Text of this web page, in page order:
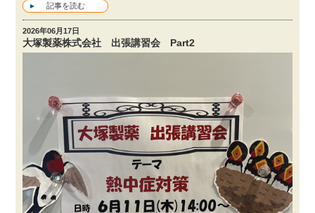
記事を読む
2026年06月17日
大塚製薬株式会社 出張講習会 Part2